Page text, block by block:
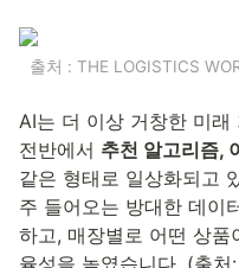
출처 : THE LOGISTICS
AI는 더 이상 거창한 미래
전반에서 추천 알고리즘,
같은 형태로 일상화되고
주 들어오는 방대한 데이
하고, 매장별로 어떤 상